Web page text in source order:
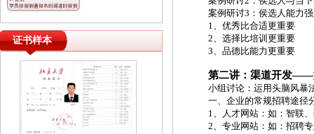
证书样本
案例研讨3：侯选人能力
1、优秀比合适更重要
2、选择比培训更重要
3、品德比能力更重要
第二讲：渠道开发——
小组讨论：运用头脑风暴
一、企业的常规招聘途径
1、人才网站：如：智联
2、专业网站：如：招聘